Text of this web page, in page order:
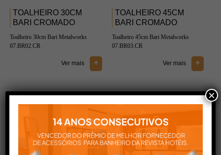
TOALHEIRO 30CM
BARI CROMADO
Toalheiro 30cm Bari Metalworks
07.BR02.CR
Ver mais +
TOALHEIRO 45CM
BARI CROMADO
Toalheiro 45cm Bari Metalworks
07.BR03.CR
Ver mais +
×